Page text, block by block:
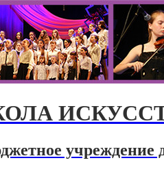
учреждение